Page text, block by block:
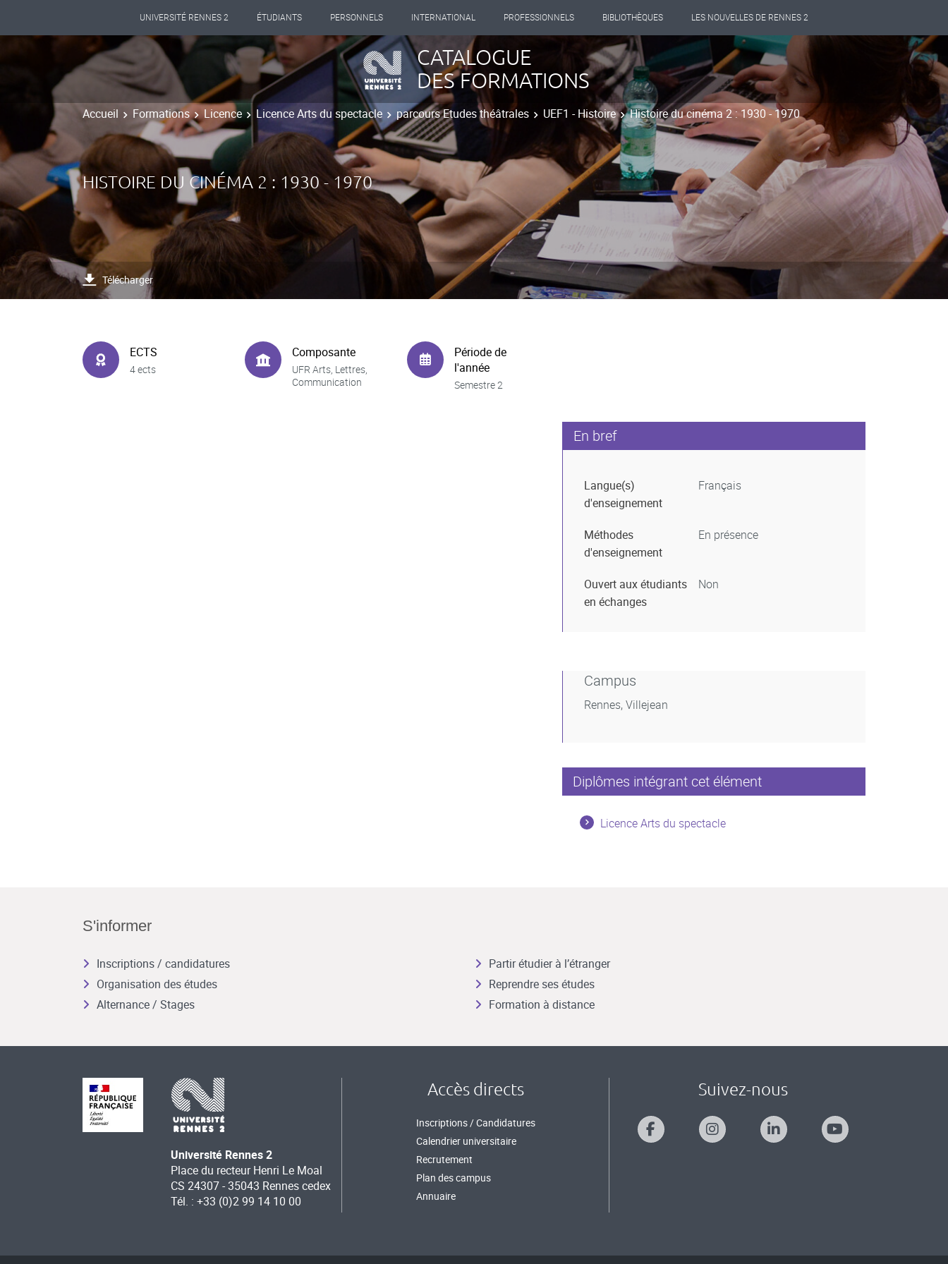
UNIVERSITÉ RENNES 2 ÉTUDIANTS PERSONNELS INTERNATIONAL PROFESSIONNELS BIBLIOTHÈQUES LES NOUVELLES DE RENNES 2
CATALOGUE
DES FORMATIONS
Accueil Formations Licence Licence Arts du spectacle parcours Etudes théâtrales UEF1 - Histoire Histoire du cinéma 2 : 1930 - 1970
HISTOIRE DU CINÉMA 2 : 1930 - 1970
Télécharger
ECTS
4 ects
Composante
UFR Arts, Lettres,
Communication
Période de
l'année
Semestre 2
En bref
Langue(s)
d'enseignement
Français
Méthodes
d'enseignement
En présence
Ouvert aux étudiants
en échanges
Non
Campus
Rennes, Villejean
Diplômes intégrant cet élément
Licence Arts du spectacle
S'informer
Inscriptions / candidatures
Organisation des études
Alternance / Stages
Partir étudier à l’étranger
Reprendre ses études
Formation à distance
Université Rennes 2
Place du recteur Henri Le Moal
CS 24307 - 35043 Rennes cedex
Tél. : +33 (0)2 99 14 10 00
Accès directs
Inscriptions / Candidatures
Calendrier universitaire
Recrutement
Plan des campus
Annuaire
Suivez-nous